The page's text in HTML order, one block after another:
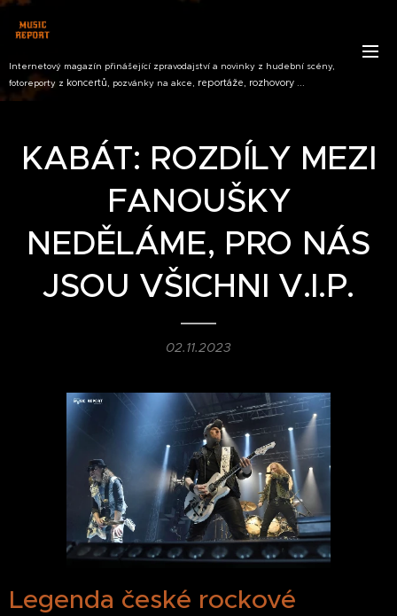
Internetový magazín přinášející zpravodajství a novinky z hudební scény,
fotoreporty z koncertů, pozvánky na akce, reportáže, rozhovory ...
KABÁT: ROZDÍLY MEZI
FANOUŠKY
NEDĚLÁME, PRO NÁS
JSOU VŠICHNI V.I.P.
02.11.2023
Legenda české rockové